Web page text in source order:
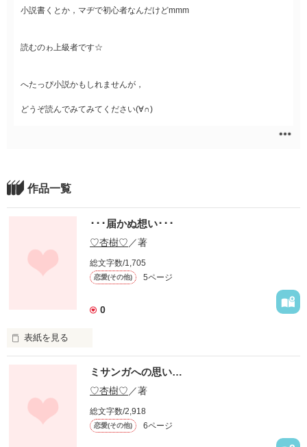
小説書くとか，マヂで初心者なんだけどmmm
読むのゎ上級者です☆
へたっぴ小説かもしれませんが，
どうぞ読んでみてみてください(∀∩)
作品一覧
･･･届かぬ想い･･･
♡杏樹♡ ／著
総文字数/1,705
恋愛(その他) 5ページ
0
表紙を見る
何で･･･何で莉羅が･･･!!??
ミサンガへの思い…
♡杏樹♡ ／著
総文字数/2,918
恋愛(その他) 6ページ